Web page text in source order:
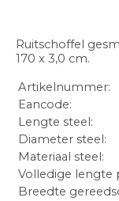
Ruitschoffel
170 x 3,0 cm.
Artikelnummer:
Eancode:
Lengte steel:
Diameter steel:
Materiaal steel:
Volledige lengte
Breedte